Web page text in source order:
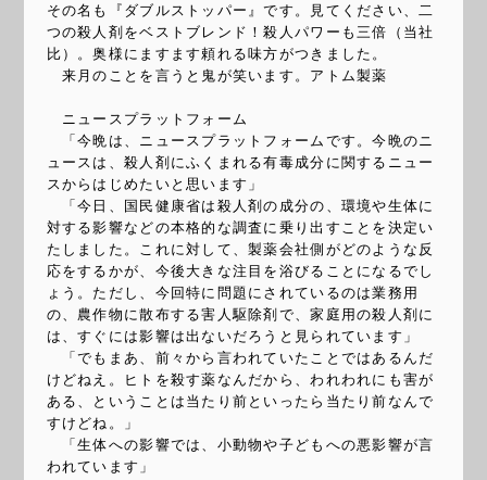
その名も『ダブルストッパー』です。見てください、二
つの殺人剤をベストブレンド！殺人パワーも三倍（当社
比）。奥様にますます頼れる味方がつきました。
来月のことを言うと鬼が笑います。アトム製薬
ニュースプラットフォーム
「今晩は、ニュースプラットフォームです。今晩のニ
ュースは、殺人剤にふくまれる有毒成分に関するニュー
スからはじめたいと思います」
「今日、国民健康省は殺人剤の成分の、環境や生体に
対する影響などの本格的な調査に乗り出すことを決定い
たしました。これに対して、製薬会社側がどのような反
応をするかが、今後大きな注目を浴びることになるでし
ょう。ただし、今回特に問題にされているのは業務用
の、農作物に散布する害人駆除剤で、家庭用の殺人剤に
は、すぐには影響は出ないだろうと見られています」
「でもまあ、前々から言われていたことではあるんだ
けどねえ。ヒトを殺す薬なんだから、われわれにも害が
ある、ということは当たり前といったら当たり前なんで
すけどね。」
「生体への影響では、小動物や子どもへの悪影響が言
われています」